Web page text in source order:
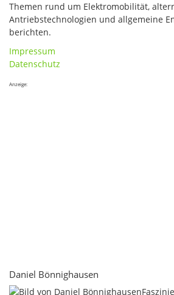
Themen rund um Elektromobilität,
Antriebstechnologien und allgemeine
berichten.
Impressum
Datenschutz
Anzeige:
Daniel Bönnighausen